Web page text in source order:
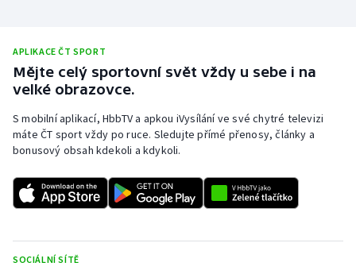
Rychlostní kanoistika
Short track
Stolní tenis
APLIKACE ČT SPORT
Mějte celý sportovní svět vždy u sebe i na
velké obrazovce.
S mobilní aplikací, HbbTV a apkou iVysílání ve své chytré televizi
máte ČT sport vždy po ruce. Sledujte přímé přenosy, články a
bonusový obsah kdekoli a kdykoli.
SOCIÁLNÍ SÍTĚ